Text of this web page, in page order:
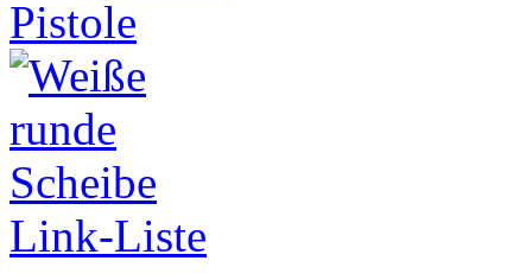
Pistole
Link-Liste